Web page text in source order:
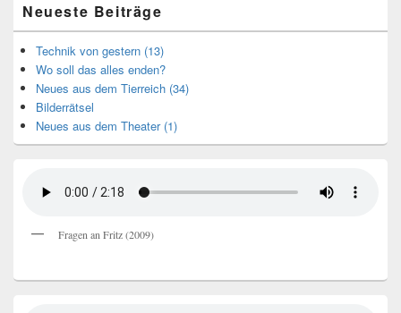
Neueste Beiträge
Technik von gestern (13)
Wo soll das alles enden?
Neues aus dem Tierreich (34)
Bilderrätsel
Neues aus dem Theater (1)
Fragen an Fritz (2009)